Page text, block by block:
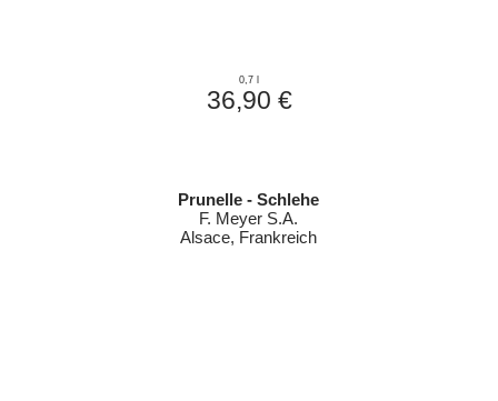
0,7 l
36,90 €
Prunelle - Schlehe
F. Meyer S.A.
Alsace, Frankreich